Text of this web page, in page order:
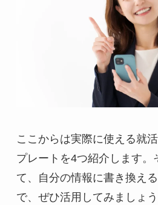
ここからは実際に使える就
プレートを4つ紹介します。
て、自分の情報に書き換え
で、ぜひ活用してみましょう